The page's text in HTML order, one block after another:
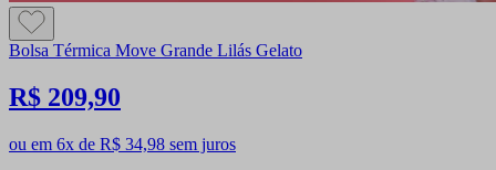
Bolsa Térmica Move Grande Lilás Gelato
R$ 209,90
ou em 6x de R$ 34,98 sem juros